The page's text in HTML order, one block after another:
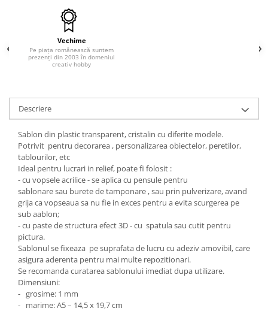
Carton/Hartie efecte speciale
Carton/Hartie Scrapbooking
Carton/Hartie unicolor
Hartie dantelata
Hartie matase
Hartie reciclata/manuala
Plicuri
Carton
Rame, albume, notesuri
Masti
Forme/Figurine carton
Panglici, snururi, sarma
Dantela
Panglici craciun
Panglici decor
Snur/sfoara/fir
Vechime
Pe piața românească suntem
prezenți din 2003 în domeniul
creativ hobby
Descriere
Sablon din plastic transparent, cristalin cu diferite modele.
Potrivit pentru decorarea , personalizarea obiectelor, peretilor,
tablourilor, etc
Ideal pentru lucrari in relief, poate fi folosit :
- cu vopsele acrilice - se aplica cu pensule pentru
sablonare sau burete de tamponare , sau prin pulverizare, avand
grija ca vopseaua sa nu fie in exces pentru a evita scurgerea pe
sub aablon;
- cu paste de structura efect 3D - cu spatula sau cutit pentru
pictura.
Sablonul se fixeaza pe suprafata de lucru cu adeziv amovibil, care
asigura aderenta pentru mai multe repozitionari.
Se recomanda curatarea sablonului imediat dupa utilizare.
Dimensiuni:
- grosime: 1 mm
- marime: A5 – 14,5 x 19,7 cm